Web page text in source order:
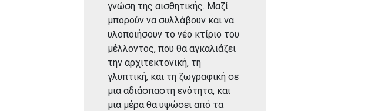
γνώση της αισθητικής. Μαζί
μπορούν να συλλάβουν και να
υλοποιήσουν το νέο κτίριο του
μέλλοντος, που θα αγκαλιάζει
την αρχιτεκτονική, τη
γλυπτική, και τη ζωγραφική σε
μια αδιάσπαστη ενότητα, και
μια μέρα θα υψώσει από τα